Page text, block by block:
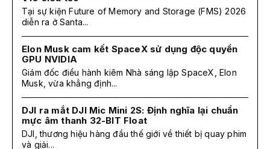
Tại sự kiện Future of Memory and Storage (FMS) 2026
diễn ra ở Santa...
Elon Musk cam kết SpaceX sử dụng độc quyền
GPU NVIDIA
Giám đốc điều hành kiêm Nhà sáng lập SpaceX, Elon
Musk, vừa khẳng định...
DJI ra mắt DJI Mic Mini 2S: Định nghĩa lại chuẩn
mực âm thanh 32-BIT Float
DJI, thương hiệu hàng đầu thế giới về thiết bị quay phim
và giải...